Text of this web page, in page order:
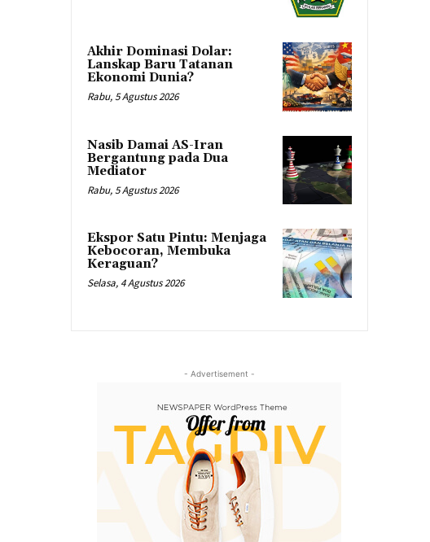
Akhir Dominasi Dolar:
Lanskap Baru Tatanan
Ekonomi Dunia?
Rabu, 5 Agustus 2026
Nasib Damai AS-Iran
Bergantung pada Dua
Mediator
Rabu, 5 Agustus 2026
Ekspor Satu Pintu: Menjaga
Kebocoran, Membuka
Keraguan?
Selasa, 4 Agustus 2026
- Advertisement -